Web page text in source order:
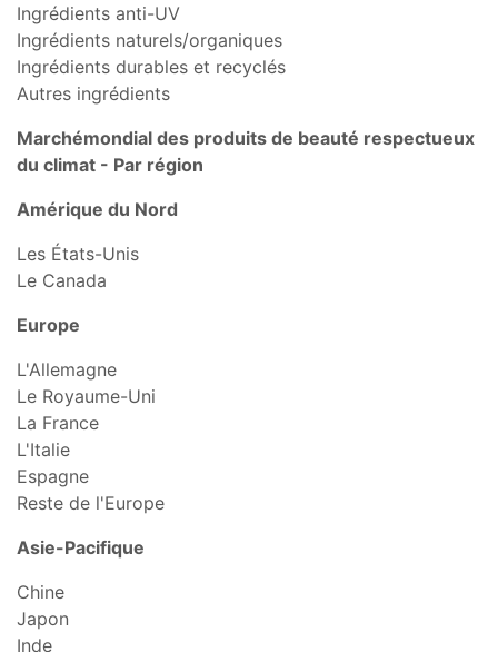
Ingrédients anti-UV
Ingrédients naturels/organiques
Ingrédients durables et recyclés
Autres ingrédients
Marchémondial des produits de beauté respectueux
du climat - Par région
Amérique du Nord
Les États-Unis
Le Canada
Europe
L'Allemagne
Le Royaume-Uni
La France
L'Italie
Espagne
Reste de l'Europe
Asie-Pacifique
Chine
Japon
Inde